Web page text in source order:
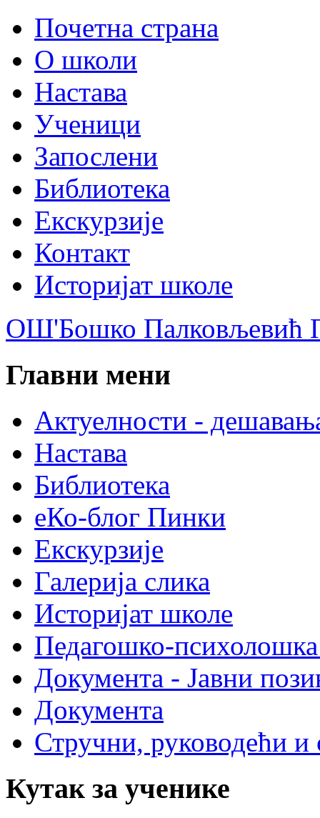
Почетна страна
О школи
Настава
Ученици
Запослени
Библиотека
Екскурзије
Контакт
Историјат школе
ОШ'Бошко Палковљевић
Главни мени
Актуелности -
Настава
Библиотека
еКо-блог Пинки
Екскурзије
Галерија слика
Историјат школе
Педагошко-психолошка
Документа - Јавни
Документа
Стручни, руководећи и
Кутак за ученике